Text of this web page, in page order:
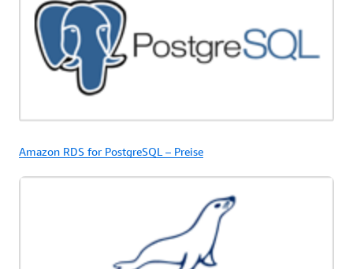
Amazon RDS for PostgreSQL – Preise